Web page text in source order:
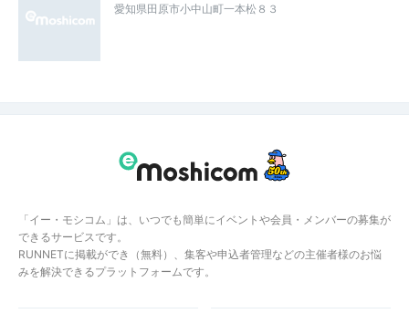
愛知県田原市小中山町一本松８３
「イー・モシコム」は、いつでも簡単にイベントや会員・メンバーの募集が
できるサービスです。
RUNNETに掲載ができ（無料）、集客や申込者管理などの主催者様のお悩
みを解決できるプラットフォームです。